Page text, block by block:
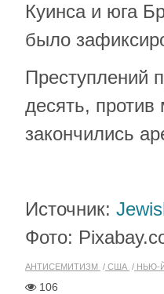
Куинса и юга
было
Преступлений
десять,
закончились
Источник:
Фото:
АНТИСЕМИТИЗМ США НЬЮ-
106